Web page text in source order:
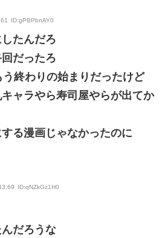
ID:gPBPbnAY0
たんだろ
だったろ
終わりの始まりだったけど
ャラやら寿司屋やらが出てか
る漫画じゃなかったのに
ID:qNZkGz1H0
だろうな